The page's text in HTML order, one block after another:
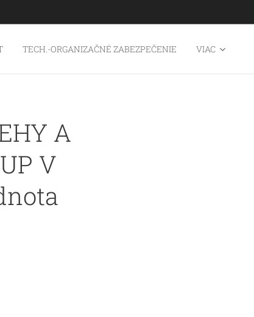
TECH.-ORGANIZAČNÉ ZABEZPEČENIE VIAC
A
V